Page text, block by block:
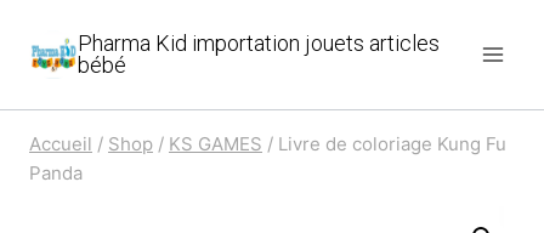
Pharma Kid importation jouets articles
bébé
Accueil / Shop / KS GAMES / Livre de coloriage Kung Fu
Panda